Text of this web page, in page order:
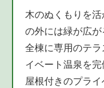
木のぬくもりを
全棟に専用のテ
屋根付きのプラ